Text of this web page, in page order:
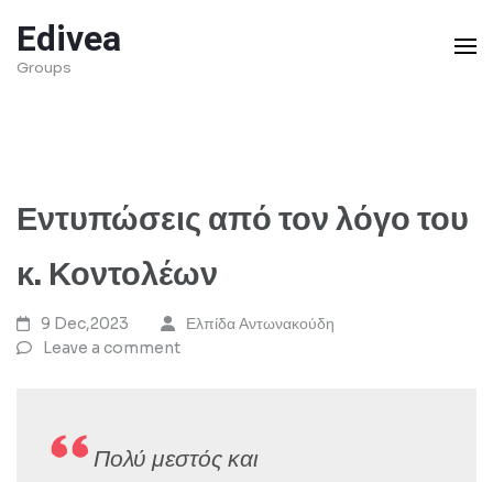
to
content
Edivea
Groups
Εντυπώσεις από τον λόγο του
κ. Κοντολέων
9 Dec,2023
Ελπίδα Αντωνακούδη
Leave a comment
Πολύ μεστός και